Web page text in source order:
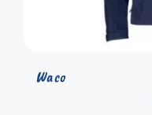
Waco